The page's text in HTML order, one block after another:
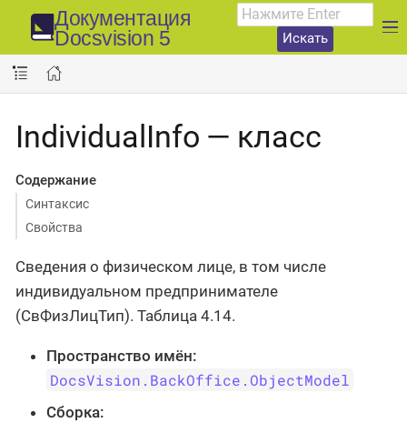
Документация
Docsvision 5
Искать
IndividualInfo — класс
Содержание
Синтаксис
Свойства
Сведения о физическом лице, в том числе
индивидуальном предпринимателе
(СвФизЛицТип). Таблица 4.14.
Пространство имён:
DocsVision.BackOffice.ObjectModel
Сборка: